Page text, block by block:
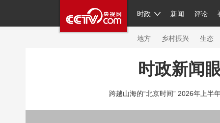
时政 新闻 评论
人民领袖习近平 联播+
直播 片库 栏目大全
繁体 海外频道
地方 乡村振兴 生态
网络春晚 共产党员网 秧纪
新闻 国内 国际 评论 经济 军事
时政新闻
跨越山海的“北京时间” 2026年上半